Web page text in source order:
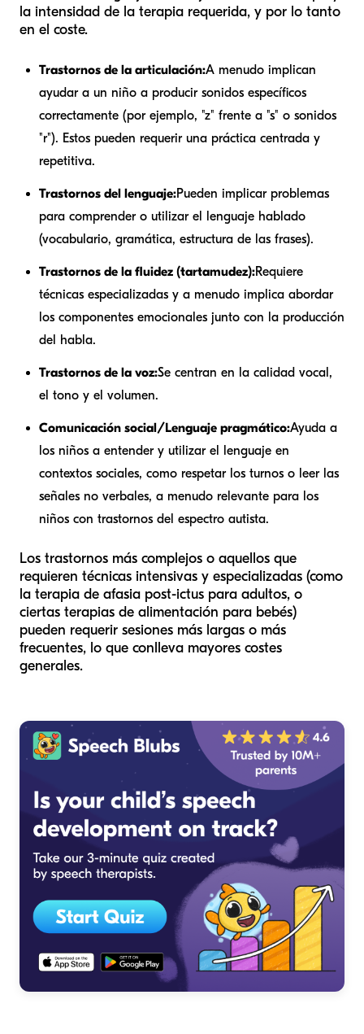
la intensidad de la terapia requerida, y por lo tanto
en el coste.
Trastornos de la articulación:A menudo implican
ayudar a un niño a producir sonidos específicos
correctamente (por ejemplo, "z" frente a "s" o sonidos
"r"). Estos pueden requerir una práctica centrada y
repetitiva.
Trastornos del lenguaje:Pueden implicar problemas
para comprender o utilizar el lenguaje hablado
(vocabulario, gramática, estructura de las frases).
Trastornos de la fluidez (tartamudez):Requiere
técnicas especializadas y a menudo implica abordar
los componentes emocionales junto con la producción
del habla.
Trastornos de la voz:Se centran en la calidad vocal,
el tono y el volumen.
Comunicación social/Lenguaje pragmático:Ayuda a
los niños a entender y utilizar el lenguaje en
contextos sociales, como respetar los turnos o leer las
señales no verbales, a menudo relevante para los
niños con trastornos del espectro autista.
Los trastornos más complejos o aquellos que
requieren técnicas intensivas y especializadas (como
la terapia de afasia post-ictus para adultos, o
ciertas terapias de alimentación para bebés)
pueden requerir sesiones más largas o más
frecuentes, lo que conlleva mayores costes
generales.